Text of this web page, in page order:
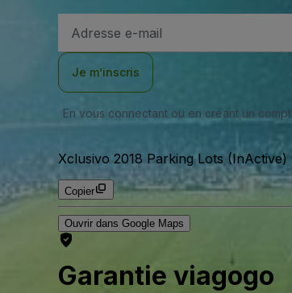
e-
Je m’inscris
En vous connectant ou en créant un
Xclusivo 2018 Parking Lots (InActive)
Copier
Ouvrir dans Google Maps
Garantie viagogo